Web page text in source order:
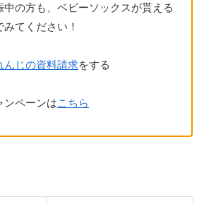
中の方も、ベビーソックスが貰える
てください！
んじの資料請求をする
ンペーンはこちら